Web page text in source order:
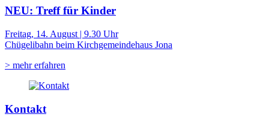
NEU: Treff für Kinder
Freitag, 14. August | 9.30 Uhr
Chügelibahn beim Kirchgemeindehaus Jona
> mehr erfahren
Kontakt